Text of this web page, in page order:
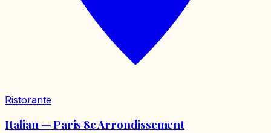
Ristorante
Italian — Paris 8e Arrondissement